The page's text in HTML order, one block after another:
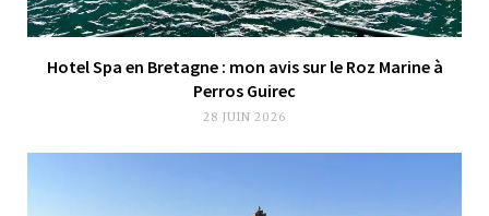
Hotel Spa en Bretagne : mon avis sur le Roz Marine à
Perros Guirec
28 JUIN 2026